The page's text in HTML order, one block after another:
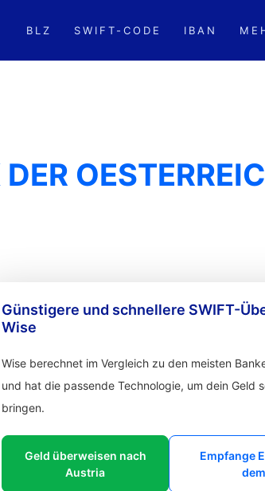
BLZ SWIFT-CODE IBAN
Günstigere und schnellere SWIFT-
Wise
Wise berechnet im Vergleich zu den meisten
und hat die passende Technologie, um dein Geld
bringen.
Geld überweisen nach
Austria
Empfange